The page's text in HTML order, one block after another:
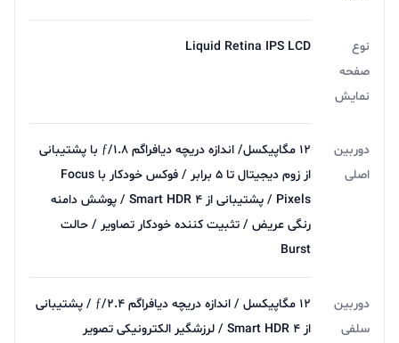
نوع
صفحه
نمایش
Liquid Retina IPS LCD
دوربین
اصلی
۱۲ مگاپیکسل/ اندازه دریچه دیافراگم ƒ/۱.۸ با پشتیبانی
از زوم دیجیتال تا ۵ برابر / فوکس خودکار با Focus
Pixels / پشتیبانی از Smart HDR ۴ / پوشش دامنه
رنگی عریض / تثبیت کننده خودکار تصاویر / حالت
Burst
دوربین
سلفی
۱۲ مگاپیکسل / اندازه دریچه دیافراگم ƒ/۲.۴ / پشتیبانی
از Smart HDR ۴ / لرزشگیر الکترونیکی تصویر